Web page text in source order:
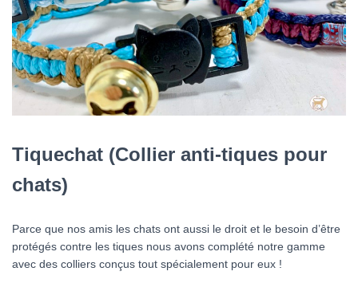
O
N
Tiquechat (Collier anti-tiques pour
chats)
Parce que nos amis les chats ont aussi le droit et le besoin d’être
protégés contre les tiques nous avons complété notre gamme
avec des colliers conçus tout spécialement pour eux !